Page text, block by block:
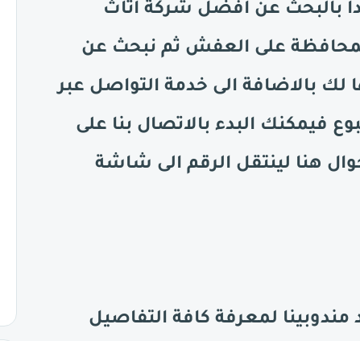
بالبحث عن افضل شركة اثاث
على العفش ثم نبحث عن
بالاضافة الى خدمة التواصل عبر
ايام الاسبوع فيمكنك البدء بالاتصال بنا على
هنا لينتقل الرقم الى شاشة
لمعرفة كافة التفاصيل